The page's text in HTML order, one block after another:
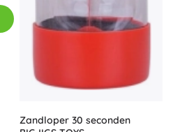
Zandloper 30 seconden